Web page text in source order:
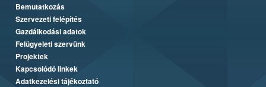
Bemutatkozás
Szervezeti felépítés
Gazdálkodási adatok
Felügyeleti szervünk
Projektek
Kapcsolódó linkek
Adatkezelési tájékoztató